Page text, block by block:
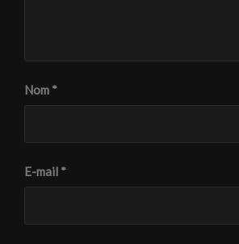
Nom *
E-mail *